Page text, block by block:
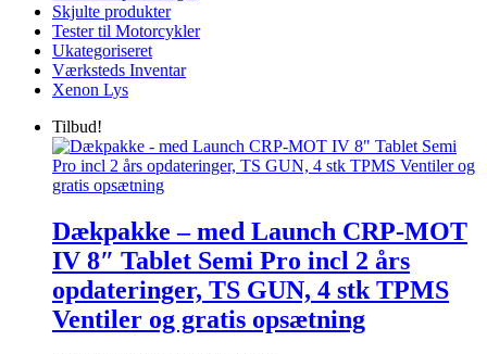
Skjulte produkter
Tester til Motorcykler
Ukategoriseret
Værksteds Inventar
Xenon Lys
Tilbud!
Dækpakke – med Launch CRP-MOT
IV 8″ Tablet Semi Pro incl 2 års
opdateringer, TS GUN, 4 stk TPMS
Ventiler og gratis opsætning